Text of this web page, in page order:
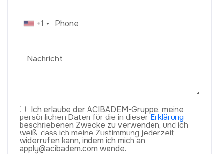
+1
Ich erlaube der ACIBADEM-Gruppe, meine
persönlichen Daten für die in dieser Erklärung
beschriebenen Zwecke zu verwenden, und ich
weiß, dass ich meine Zustimmung jederzeit
widerrufen kann, indem ich mich an
apply@acibadem.com wende.